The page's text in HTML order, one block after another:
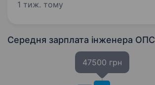
справ. Проводити планові та позапланові
1 тиж. тому
Середня зарплата інженера ОПС
47500 грн